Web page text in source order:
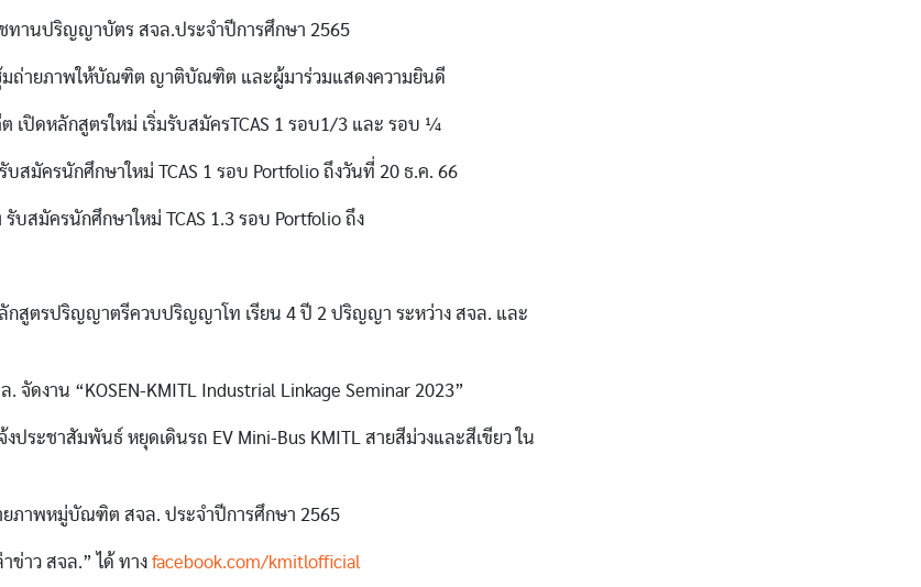
ทานปริญญาบัตร สจล.ประจำปีการศึกษา 2565
มถ่ายภาพให้บัณฑิต ญาติบัณฑิต และผู้มาร่วมแสดงความยินดี
เปิดหลักสูตรใหม่ เริ่มรับสมัครTCAS 1 รอบ1/3 และ รอบ ¼
สมัครนักศึกษาใหม่ TCAS 1 รอบ Portfolio ถึงวันที่ 20 ธ.ค. 66
บสมัครนักศึกษาใหม่ TCAS 1.3 รอบ Portfolio ถึง
กสูตรปริญญาตรีควบปริญญาโท เรียน 4 ปี 2 ปริญญา ระหว่าง สจล. และ
จัดงาน “KOSEN-KMITL Industrial Linkage Seminar 2023”
ประชาสัมพันธ์ หยุดเดินรถ EV Mini-Bus KMITL สายสีม่วงและสีเขียว ใน
ยภาพหมู่บัณฑิต สจล. ประจำปีการศึกษา 2565
ข่าว สจล.” ได้ ทางfacebook.com/kmitlofficial